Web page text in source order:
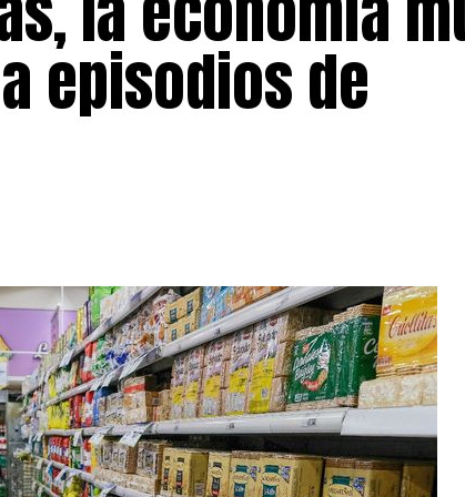
episodios de